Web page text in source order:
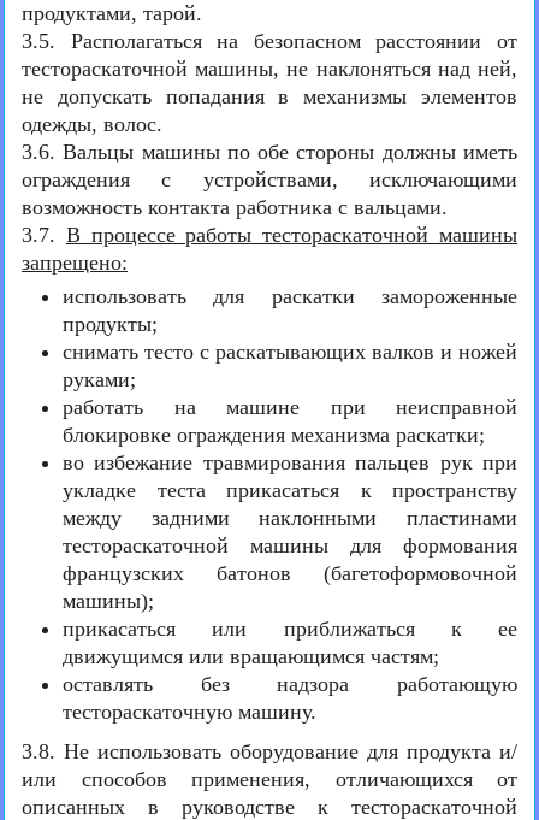
продуктами, тарой.
3.5. Располагаться на безопасном расстоянии от
тестораскаточной машины, не наклоняться над ней,
не допускать попадания в механизмы элементов
одежды, волос.
3.6. Вальцы машины по обе стороны должны иметь
ограждения с устройствами, исключающими
возможность контакта работника с вальцами.
3.7. В процессе работы тестораскаточной машины
запрещено:
использовать для раскатки замороженные
продукты;
снимать тесто с раскатывающих валков и ножей
руками;
работать на машине при неисправной
блокировке ограждения механизма раскатки;
во избежание травмирования пальцев рук при
укладке теста прикасаться к пространству
между задними наклонными пластинами
тестораскаточной машины для формования
французских батонов (багетоформовочной
машины);
прикасаться или приближаться к ее
движущимся или вращающимся частям;
оставлять без надзора работающую
тестораскаточную машину.
3.8. Не использовать оборудование для продукта и/
или способов применения, отличающихся от
описанных в руководстве к тестораскаточной